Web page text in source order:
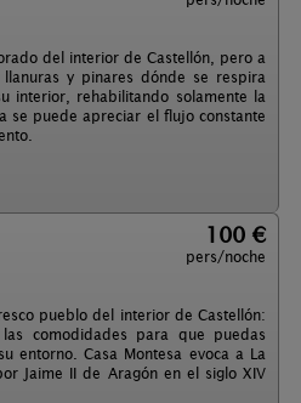
del interior de Castellón, pero a
y pinares dónde se respira
interior, rehabilitando solamente la
se puede apreciar el flujo constante
100 €
pers/noche
pueblo del interior de Castellón:
comodidades para que puedas
Casa Montesa evoca a La
Jaime II de Aragón en el siglo XIV